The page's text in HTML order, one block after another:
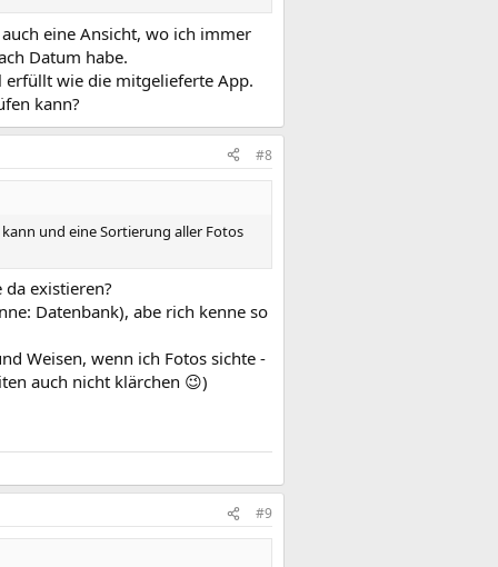
und Sprechende Namen
eine Ansicht, wo ich immer
Datum habe.
erfüllt wie die mitgelieferte App.
kann?
#8
und eine Sortierung aller Fotos
existieren?
Datenbank), abe rich kenne so
Weisen, wenn ich Fotos sichte -
auch nicht klärchen 😉)
#9